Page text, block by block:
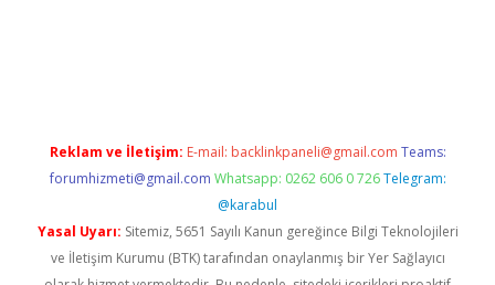
Reklam ve İletişim: E-mail: backlinkpaneli@gmail.com Teams:
forumhizmeti@gmail.com Whatsapp: 0262 606 0 726 Telegram:
@karabul
Yasal Uyarı: Sitemiz, 5651 Sayılı Kanun gereğince Bilgi Teknolojileri
ve İletişim Kurumu (BTK) tarafından onaylanmış bir Yer Sağlayıcı